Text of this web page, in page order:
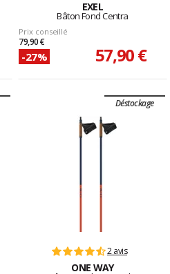
EXEL
Bâton Fond Centra
Prix conseillé
79,90 €
-27% 57,90 €
Déstockage
2 avis
ONE WAY